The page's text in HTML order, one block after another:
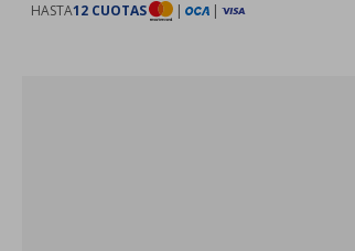
HASTA12 CUOTAS | |